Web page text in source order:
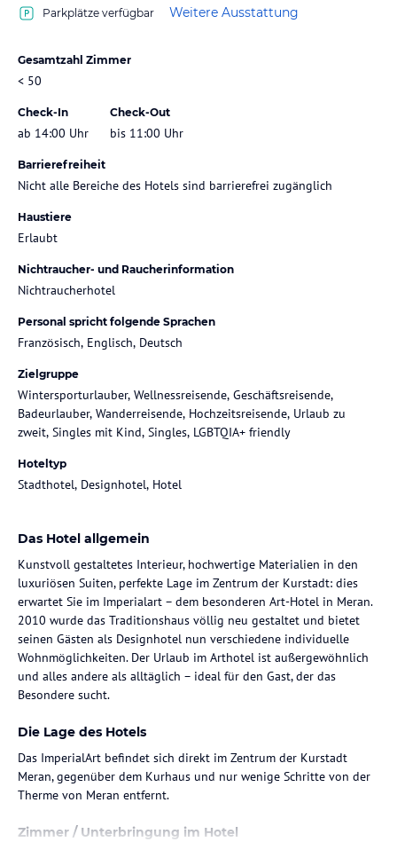
Parkplätze verfügbar Weitere Ausstattung
Gesamtzahl Zimmer
< 50
Check-In
ab 14:00 Uhr
Check-Out
bis 11:00 Uhr
Barrierefreiheit
Nicht alle Bereiche des Hotels sind barrierefrei zugänglich
Haustiere
Erlaubt
Nichtraucher- und Raucherinformation
Nichtraucherhotel
Personal spricht folgende Sprachen
Französisch, Englisch, Deutsch
Zielgruppe
Wintersporturlauber, Wellnessreisende, Geschäftsreisende,
Badeurlauber, Wanderreisende, Hochzeitsreisende, Urlaub zu
zweit, Singles mit Kind, Singles, LGBTQIA+ friendly
Hoteltyp
Stadthotel, Designhotel, Hotel
Das Hotel allgemein
Kunstvoll gestaltetes Interieur, hochwertige Materialien in den
luxuriösen Suiten, perfekte Lage im Zentrum der Kurstadt: dies
erwartet Sie im Imperialart – dem besonderen Art-Hotel in Meran.
2010 wurde das Traditionshaus völlig neu gestaltet und bietet
seinen Gästen als Designhotel nun verschiedene individuelle
Wohnmöglichkeiten. Der Urlaub im Arthotel ist außergewöhnlich
und alles andere als alltäglich – ideal für den Gast, der das
Besondere sucht.
Die Lage des Hotels
Das ImperialArt befindet sich direkt im Zentrum der Kurstadt
Meran, gegenüber dem Kurhaus und nur wenige Schritte von der
Therme von Meran entfernt.
Zimmer / Unterbringung im Hotel